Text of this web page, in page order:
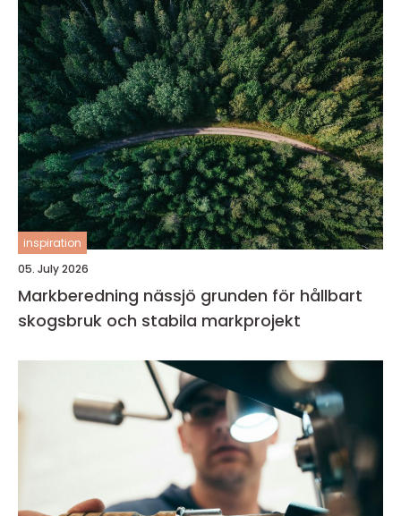
inspiration
05. July 2026
Markberedning nässjö grunden för hållbart
skogsbruk och stabila markprojekt